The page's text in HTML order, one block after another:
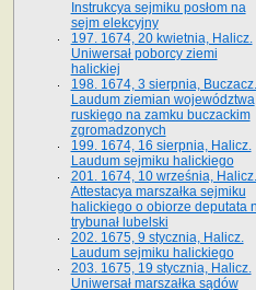
Instrukcya sejmiku posłom na
sejm elekcyjny
197. 1674, 20 kwietnia, Halicz.
Uniwersał poborcy ziemi
halickiej
198. 1674, 3 sierpnia, Buczacz.
Laudum ziemian województwa
ruskiego na zamku buczackim
zgromadzonych
199. 1674, 16 sierpnia, Halicz.
Laudum sejmiku halickiego
201. 1674, 10 września, Halicz.
Attestacya marszałka sejmiku
halickiego o obiorze deputata
trybunał lubelski
202. 1675, 9 stycznia, Halicz.
Laudum sejmiku halickiego
203. 1675, 19 stycznia, Halicz.
Uniwersał marszałka sądów